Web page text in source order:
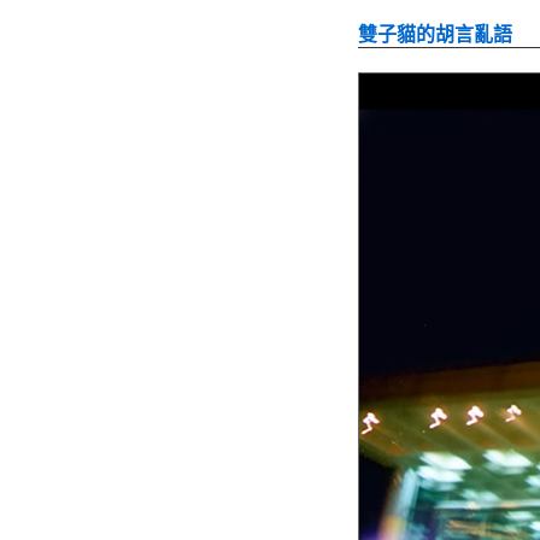
雙子貓的胡言亂語